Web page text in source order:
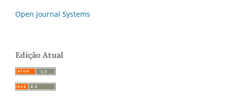
Open Journal Systems
Edição Atual